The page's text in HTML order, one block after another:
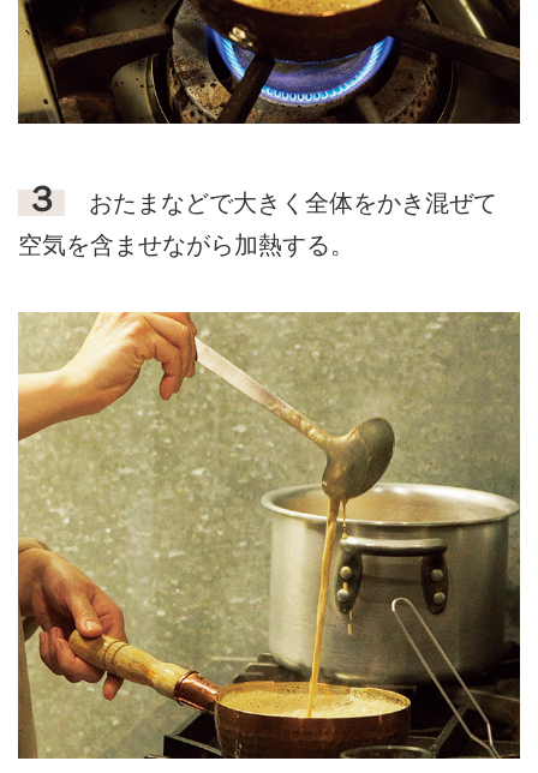
３
おたまなどで大きく全体をかき混ぜて
空気を含ませながら加熱する。